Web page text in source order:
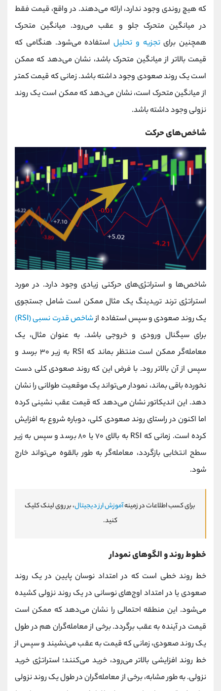
که هیچ روندی وجود ندارد، ارائه می‌دهند. در واقع، قیمت فقط
در میانگین متحرک جلو و عقب می‌رود. میانگین متحرک
همچنین برایتجزیه و تحلیل استفاده می‌شود. هنگامی که
قیمت بالاتر از میانگین متحرک باشد، نشان می‌دهد که ممکن
است یک روند صعودی وجود داشته باشد. زمانی که قیمت کمتر
از میانگین متحرک است، نشان می‌دهد که ممکن است یک روند
نزولی وجود داشته باشد.
شاخص‌های حرکت
شاخص‌ها و استراتژی‌های حرکتی زیادی وجود دارد. در مورد
استراتژی ترند تریدینگ یک مثال ممکن است شامل جستجوی
یک روند صعودی و سپس استفاده ازشاخص قدرت نسبی (RSI)
برای سیگنال ورودی و خروجی باشد. به عنوان مثال، یک
معامله‌گر ممکن است منتظر بماند که RSI به زیر ۳۰ برسد و
سپس از آن بالاتر رود. با فرض این که روند صعودی کلی دست
نخورده باقی بماند، نمودار می‌تواند یک موقعیت طولانی را نشان
دهد. این اندیکاتور نشان می‌دهد که قیمت عقب نشینی کرده
اما اکنون در راستای روند صعودی کلی، دوباره شروع به افزایش
کرده است. زمانی که RSI به بالای ۷۰ یا ۸۰ برسد و سپس به زیر
سطح انتخابی بازگردد، معامله‌گر به طور بالقوه می‌تواند خارج
شود.
برای کسباطلاعات در زمینهآموزش ارز دیجیتال، بر روی لینک کلیک
کنید.
خطوط روند و الگوهای نمودار
خط روند خطی است که در امتداد نوسان پایین در یک روند
صعودی یا در امتداد اوج‌های نوسانی در یک روند نزولی کشیده
می‌شود. این‌ منطقه احتمالی را نشان می‌دهد که ممکن است
قیمت در آینده به عقب برگردد. برخی از معامله‌گران هم در طول
یک روند صعودی، زمانی که قیمت به عقب می‌نشیند و سپس از
خط روند افزایشی بالاتر می‌رود، خرید می‌کنند؛ استراتژی خرید
نزولی. به طور مشابه، برخی از معامله‌گران در طول یک روند نزولی